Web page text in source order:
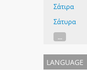
Σάτιρα
Σάτυρα
...
language